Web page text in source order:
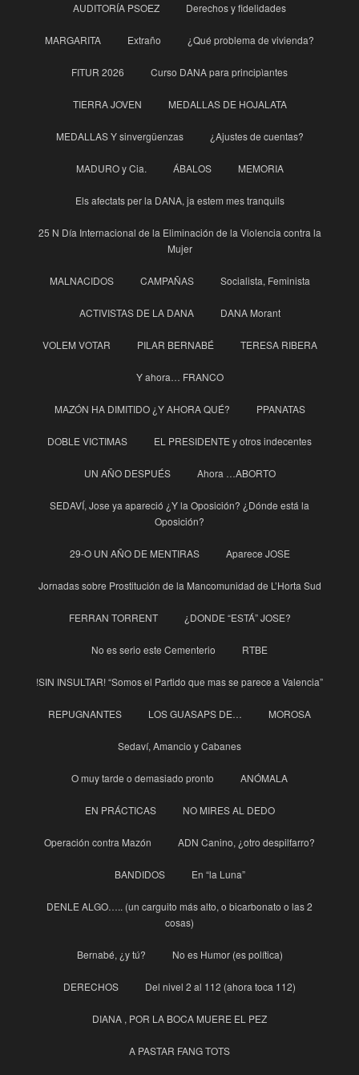
AUDITORÍA PSOEZ Derechos y fidelidades
MARGARITA Extraño ¿Qué problema de vivienda?
FITUR 2026 Curso DANA para principìantes
TIERRA JOVEN MEDALLAS DE HOJALATA
MEDALLAS Y sinvergüenzas ¿Ajustes de cuentas?
MADURO y Cia. ÁBALOS MEMORIA
Els afectats per la DANA, ja estem mes tranquils
25 N Día Internacional de la Eliminación de la Violencia contra la
Mujer
MALNACIDOS CAMPAÑAS Socialista, Feminista
ACTIVISTAS DE LA DANA DANA Morant
VOLEM VOTAR PILAR BERNABÉ TERESA RIBERA
Y ahora… FRANCO
MAZÓN HA DIMITIDO ¿Y AHORA QUÉ? PPANATAS
DOBLE VICTIMAS EL PRESIDENTE y otros indecentes
UN AÑO DESPUÉS Ahora …ABORTO
SEDAVÍ, Jose ya apareció ¿Y la Oposición? ¿Dónde está la
Oposición?
29-O UN AÑO DE MENTIRAS Aparece JOSE
Jornadas sobre Prostitución de la Mancomunidad de L’Horta Sud
FERRAN TORRENT ¿DONDE “ESTÁ” JOSE?
No es serio este Cementerio RTBE
!SIN INSULTAR! “Somos el Partido que mas se parece a Valencia”
REPUGNANTES LOS GUASAPS DE… MOROSA
Sedaví, Amancio y Cabanes
O muy tarde o demasiado pronto ANÓMALA
EN PRÁCTICAS NO MIRES AL DEDO
Operación contra Mazón ADN Canino, ¿otro despilfarro?
BANDIDOS En “la Luna”
DENLE ALGO….. (un carguito más alto, o bicarbonato o las 2
cosas)
Bernabé, ¿y tú? No es Humor (es política)
DERECHOS Del nivel 2 al 112 (ahora toca 112)
DIANA , POR LA BOCA MUERE EL PEZ
A PASTAR FANG TOTS